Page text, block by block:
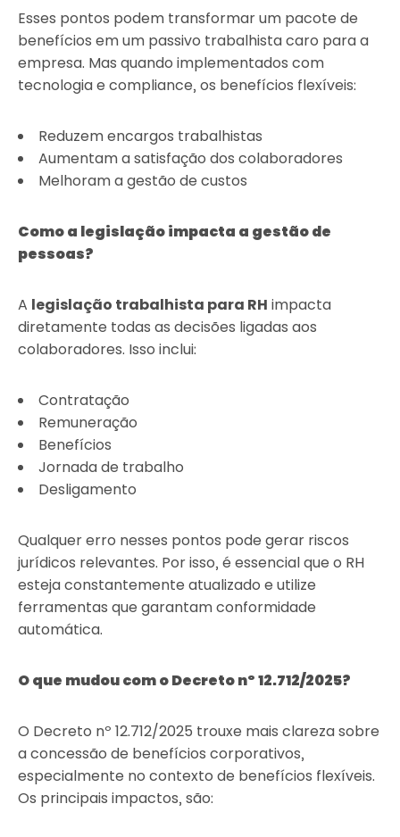
Esses pontos podem transformar um pacote de
benefícios em um passivo trabalhista caro para a
empresa. Mas quando implementados com
tecnologia e compliance, os benefícios flexíveis:
Reduzem encargos trabalhistas
Aumentam a satisfação dos colaboradores
Melhoram a gestão de custos
Como a legislação impacta a gestão de
pessoas?
A legislação trabalhista para RH impacta
diretamente todas as decisões ligadas aos
colaboradores. Isso inclui:
Contratação
Remuneração
Benefícios
Jornada de trabalho
Desligamento
Qualquer erro nesses pontos pode gerar riscos
jurídicos relevantes. Por isso, é essencial que o RH
esteja constantemente atualizado e utilize
ferramentas que garantam conformidade
automática.
O que mudou com o Decreto nº 12.712/2025?
O Decreto nº 12.712/2025 trouxe mais clareza sobre
a concessão de benefícios corporativos,
especialmente no contexto de benefícios flexíveis.
Os principais impactos, são: